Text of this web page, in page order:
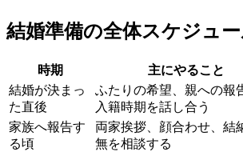
結婚準備の全体スケジュ
時期 主にやること
結婚が決まっ
た直後
ふたりの希望、親への報
入籍時期を話し合う
家族へ報告す
る頃
両家挨拶、顔合わせ、結
無を相談する